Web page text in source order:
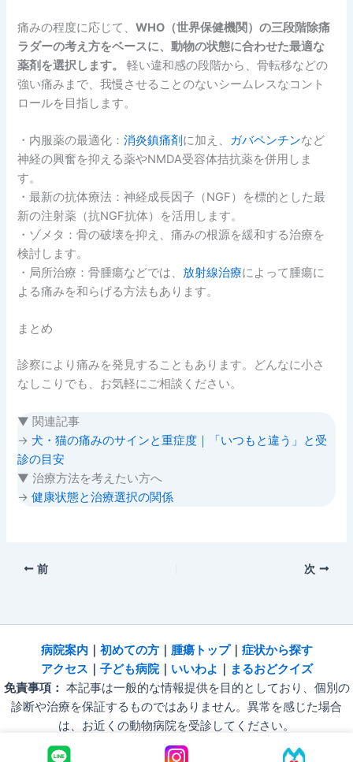
痛みの程度に応じて、WHO（世界保健機関）の三段階除痛
ラダーの考え方をベースに、動物の状態に合わせた最適な
薬剤を選択します。
軽い違和感の段階から、骨転移などの
強い痛みまで、我慢させることのないシームレスなコント
ロールを目指します。
・内服薬の最適化：消炎鎮痛剤 に加え、 ガバペンチンなど
神経の興奮を抑える薬やNMDA受容体拮抗薬を併用しま
す。
・最新の抗体療法：神経成長因子（NGF）を標的とした最
新の注射薬（抗NGF抗体）を活用します。
・ゾメタ：骨の破壊を抑え、痛みの根源を緩和する治療を
検討します。
・局所治療：骨腫瘍などでは、 放射線治療によって腫瘍に
よる痛みを和らげる方法もあります。
まとめ
診察により痛みを発見することもあります。どんなに小さ
なしこりでも、お気軽にご相談ください。
▼ 関連記事
→ 犬・猫の痛みのサインと重症度｜「いつもと違う」と受
診の目安
▼ 治療方法を考えたい方へ
→健康状態と治療選択の関係
前 次
病院案内 ｜ 初めての方｜ 腫瘍トップ｜ 症状から探す
アクセス ｜ 子ども病院｜ いいわよ ｜ まるおどクイズ
免責事項： 本記事は一般的な情報提供を目的としており、個別の
診断や治療を保証するものではありません。異常を感じた場合
は、お近くの動物病院を受診してください。